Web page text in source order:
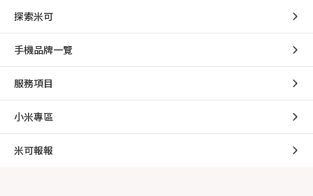
探索米可
手機品牌一覽
服務項目
小米專區
米可報報